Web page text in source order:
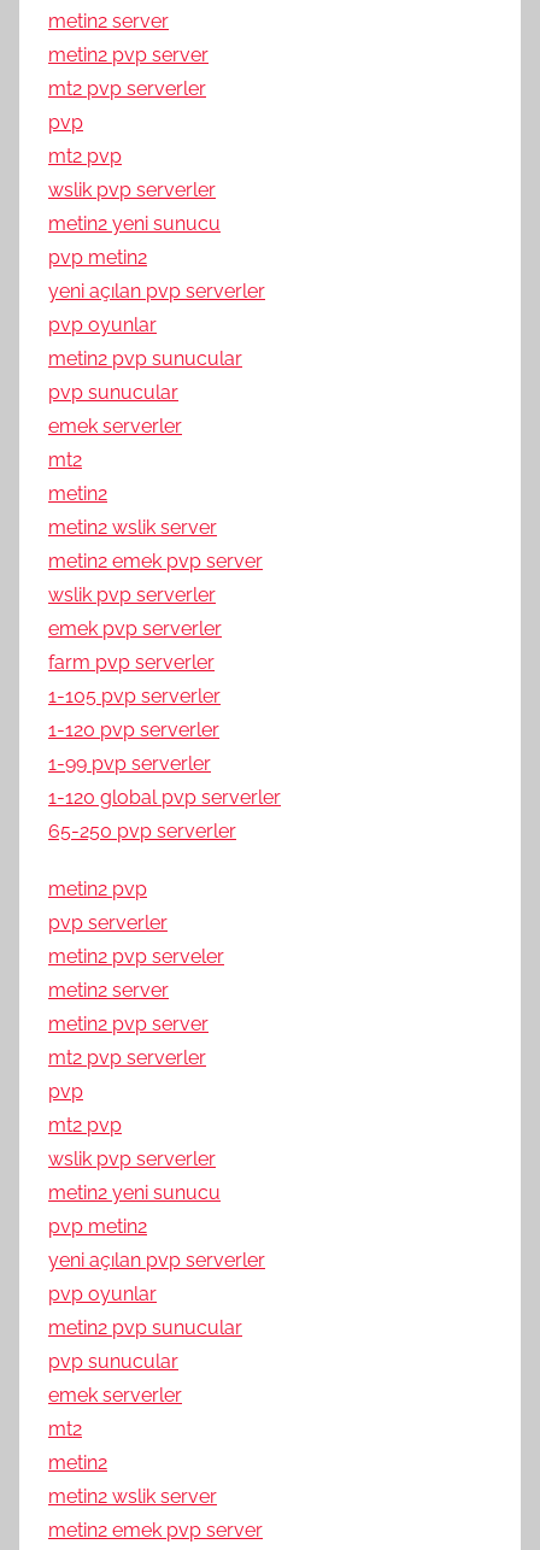
metin2 server
metin2 pvp server
mt2 pvp serverler
pvp
mt2 pvp
wslik pvp serverler
metin2 yeni sunucu
pvp metin2
yeni açılan pvp serverler
pvp oyunlar
metin2 pvp sunucular
pvp sunucular
emek serverler
mt2
metin2
metin2 wslik server
metin2 emek pvp server
wslik pvp serverler
emek pvp serverler
farm pvp serverler
1-105 pvp serverler
1-120 pvp serverler
1-99 pvp serverler
1-120 global pvp serverler
65-250 pvp serverler
metin2 pvp
pvp serverler
metin2 pvp serveler
metin2 server
metin2 pvp server
mt2 pvp serverler
pvp
mt2 pvp
wslik pvp serverler
metin2 yeni sunucu
pvp metin2
yeni açılan pvp serverler
pvp oyunlar
metin2 pvp sunucular
pvp sunucular
emek serverler
mt2
metin2
metin2 wslik server
metin2 emek pvp server